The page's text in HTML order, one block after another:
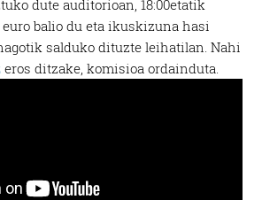
dute auditorioan, 18:00etatik
euro balio du eta ikuskizuna hasi
salduko dituzte leihatilan. Nahi
eros ditzake, komisioa ordainduta.